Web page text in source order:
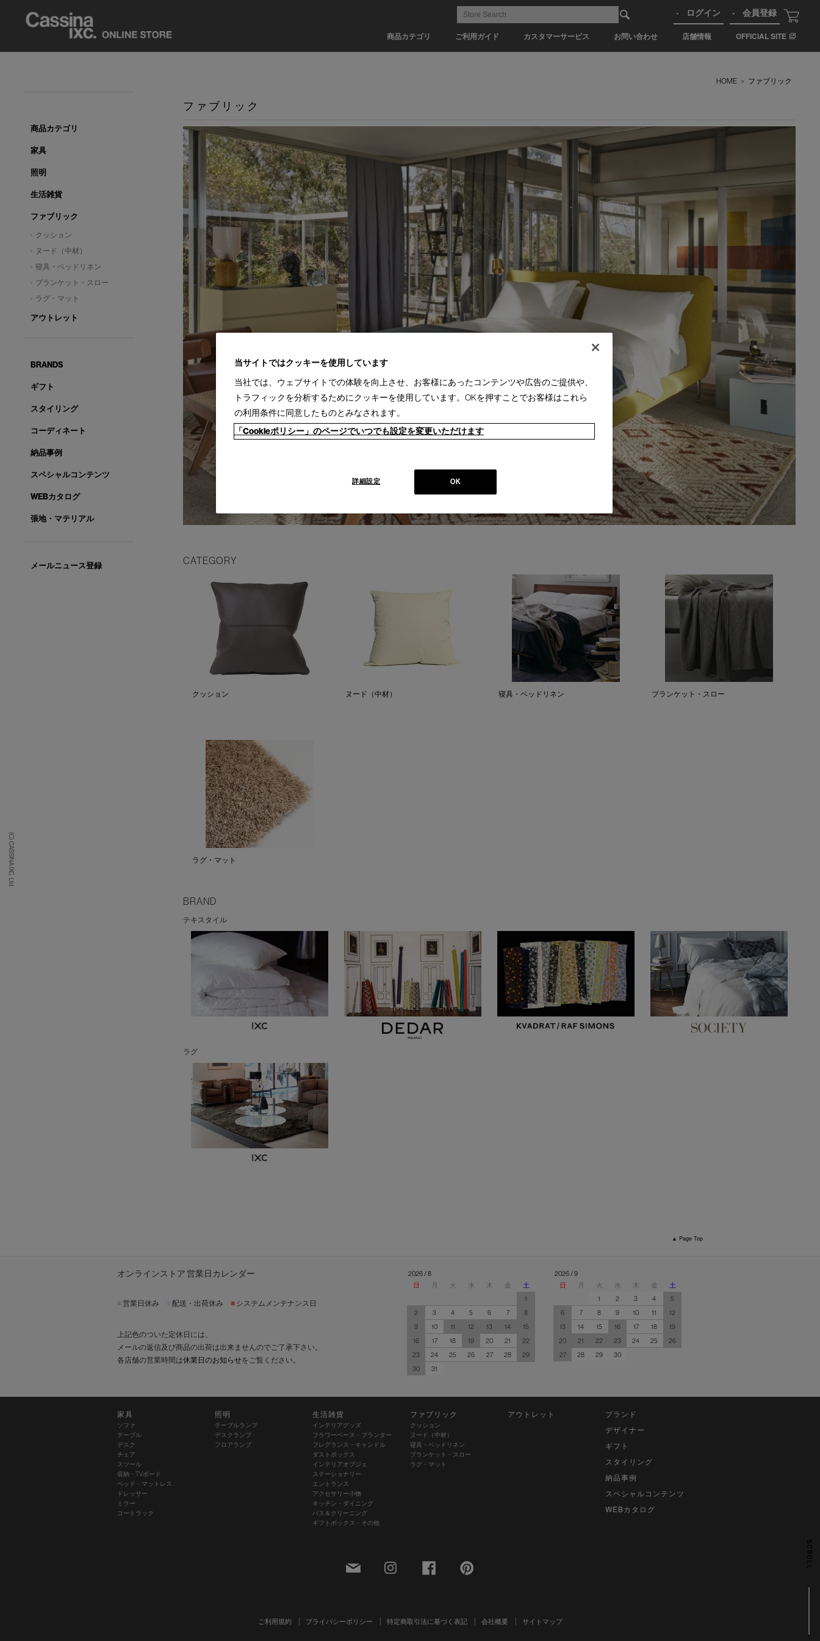
商品カテゴリ ご利用ガイド カスタマーサービス お問い合わせ 店舗情報 OFFICIAL SITE
ログイン 会員登録
(C) CASSINA IXC. Ltd.
SCROLL
HOME > ファブリック
ファブリック
CATEGORY
クッション ヌード（中材） 寝具・ベッドリネン ブランケット・スロー
ラグ・マット
BRAND
テキスタイル
ラグ
商品カテゴリ
家具
照明
生活雑貨
ファブリック
クッション
ヌード（中材）
寝具・ベッドリネン
ブランケット・スロー
ラグ・マット
アウトレット
BRANDS
ギフト
スタイリング
コーディネート
納品事例
スペシャルコンテンツ
WEBカタログ
張地・マテリアル
メールニュース登録
▲ Page Top
オンラインストア 営業日カレンダー
営業日休み 配送・出荷休み ■ システムメンテナンス日
上記色のついた定休日には、
メールの返信及び商品の出荷は出来ませんのでご了承下さい。
各店舗の営業時間は休業日のお知らせをご覧ください。
2026 / 8
日
月 火 水 木 金
土
1
2
3 4 5 6 7
8
9
10 11 12 13 14
15
16
17 18 19 20 21
22
23
24 25 26 27 28
29
30
31
2026 / 9
日
月 火 水 木 金
土
1
2 3 4
5
6
7 8 9 10 11
12
13
14 15 16 17 18
19
20
21 22 23 24 25
26
27
28 29 30
家具
ソファ
テーブル
デスク
チェア
スツール
収納・TVボード
ベッド・マットレス
ドレッサー
ミラー
コートラック
照明
テーブルランプ
デスクランプ
フロアランプ
生活雑貨
インテリアグッズ
フラワーベース・プランター
フレグランス・キャンドル
ダストボックス
インテリアオブジェ
ステーショナリー
エントランス
アクセサリー小物
キッチン・ダイニング
バス＆クリーニング
ギフトボックス・その他
ファブリック
クッション
ヌード（中材）
寝具・ベッドリネン
ブランケット・スロー
ラグ・マット
アウトレット
ブランド
デザイナー
ギフト
スタイリング
納品事例
スペシャルコンテンツ
WEBカタログ
ご利用規約 プライバシーポリシー 特定商取引法に基づく表記 会社概要 サイトマップ
当サイトではクッキーを使用しています
当社では、ウェブサイトでの体験を向上させ、お客様にあったコンテンツや広告のご提供や、
トラフィックを分析するためにクッキーを使用しています。OKを押すことでお客様はこれら
の利用条件に同意したものとみなされます。
「Cookieポリシー」のページでいつでも設定を変更いただけます
OK
詳細設定